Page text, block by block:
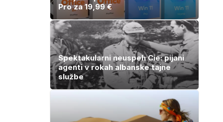
Pro za 19,99 €
Spektakularni neuspeh Cie: pijani
agenti v rokah albanske tajne
službe